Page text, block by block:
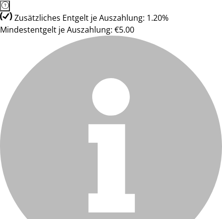
Zusätzliches Entgelt je Auszahlung: 1.20%
Mindestentgelt je Auszahlung: €5.00